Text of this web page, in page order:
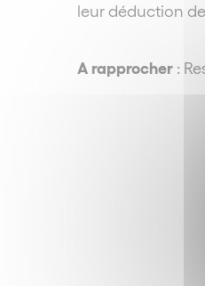
leur déduction
A rapprocher :